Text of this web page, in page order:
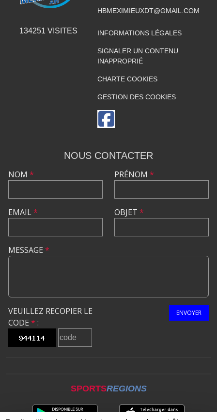
134251 VISITES
HBMEXIMIEUXDT@GMAIL.COM
INFORMATIONS LÉGALES
SIGNALER UN CONTENU
INAPPROPRIÉ
CHARTE COOKIES
GESTION DES COOKIES
NOUS CONTACTER
NOM *
EMAIL*
PRÉNOM *
OBJET *
MESSAGE *
VEUILLEZ RECOPIER LE
CODE * :
ENVOYER
SPORTSREGIONS